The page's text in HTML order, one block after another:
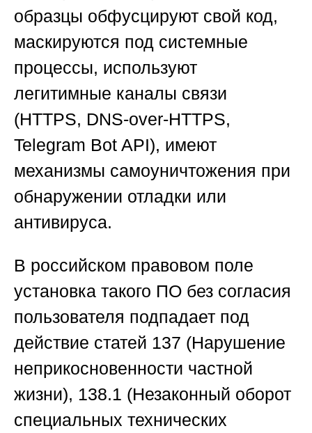
образцы обфусцируют свой код,
маскируются под системные
процессы, используют
легитимные каналы связи
(HTTPS, DNS-over-HTTPS,
Telegram Bot API), имеют
механизмы самоуничтожения при
обнаружении отладки или
антивируса.
В российском правовом поле
установка такого ПО без согласия
пользователя подпадает под
действие статей 137 (Нарушение
неприкосновенности частной
жизни), 138.1 (Незаконный оборот
специальных технических